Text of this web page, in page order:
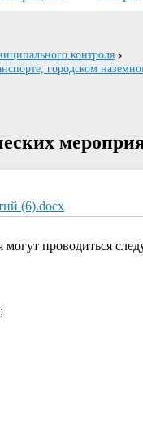
контроля
городском
(6).docx
проводиться